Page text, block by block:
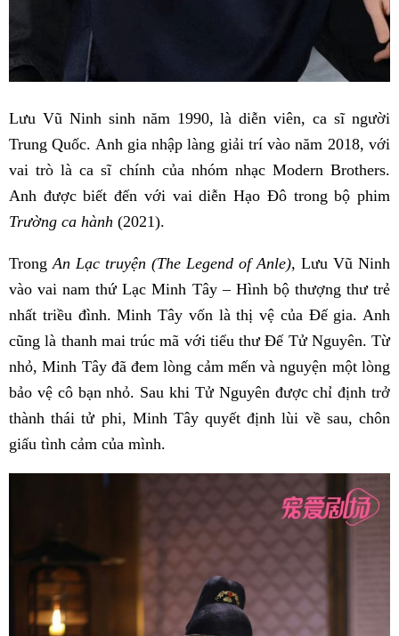
Lưu Vũ Ninh sinh năm 1990, là diễn viên, ca sĩ người
Trung Quốc. Anh gia nhập làng giải trí vào năm 2018, với
vai trò là ca sĩ chính của nhóm nhạc Modern Brothers.
Anh được biết đến với vai diễn Hạo Đô trong bộ phim
Trường ca hành (2021).
TrongAn Lạc truyện (The Legend of Anle), Lưu Vũ Ninh
vào vai nam thứ Lạc Minh Tây – Hình bộ thượng thư trẻ
nhất triều đình. Minh Tây vốn là thị vệ của Đế gia. Anh
cũng là thanh mai trúc mã với tiểu thư Đế Tử Nguyên. Từ
nhỏ, Minh Tây đã đem lòng cảm mến và nguyện một lòng
bảo vệ cô bạn nhỏ. Sau khi Tử Nguyên được chỉ định trở
thành thái tử phi, Minh Tây quyết định lùi về sau, chôn
giấu tình cảm của mình.